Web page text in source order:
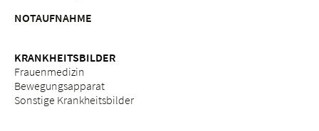
NOTAUFNAHME
KRANKHEITSBILDER
Frauenmedizin
Bewegungsapparat
Sonstige Krankheitsbilder